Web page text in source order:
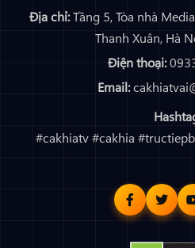
Địa chỉ:Tầng 5, Tòa nhà
Thanh Xuân, Hà
Điện thoại:
Email:
#cakhiatv #cakhia